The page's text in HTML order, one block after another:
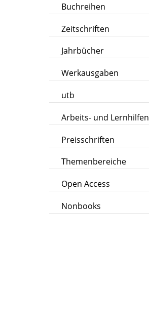
Buchreihen
Zeitschriften
Jahrbücher
Werkausgaben
utb
Arbeits- und Lernhilfen
Preisschriften
Themenbereiche
Open Access
Nonbooks